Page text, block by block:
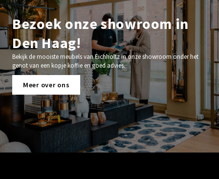
Bezoek onze showroom in
Den Haag!
Bekijk de mooiste meubels van Eichholtz in onze showroom onder het
genot van een kopje koffie en goed advies.
Meer over ons